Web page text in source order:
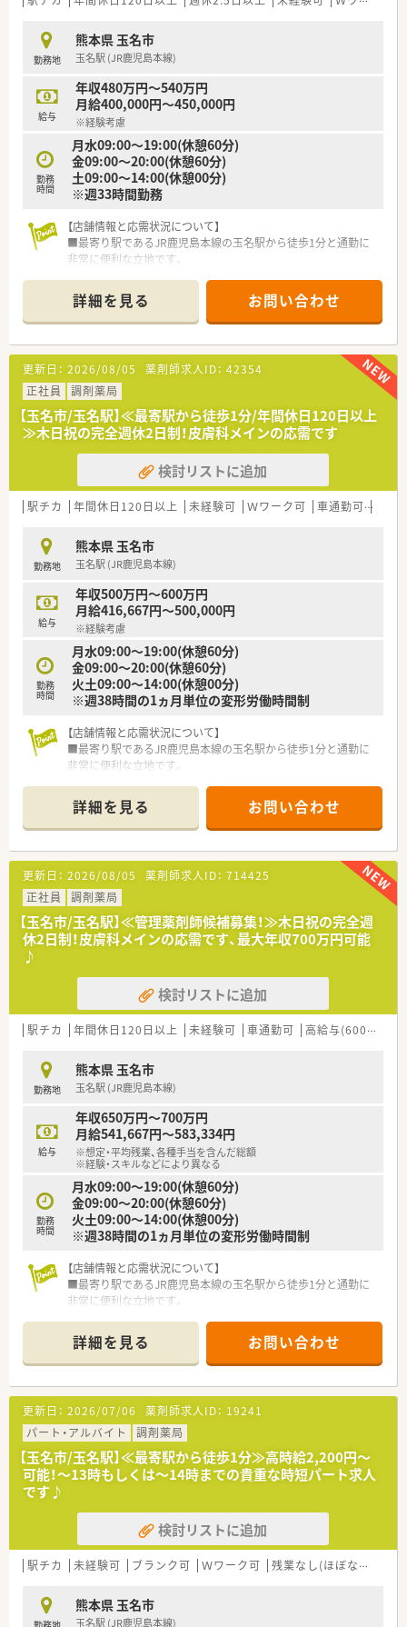
勤務地
熊本県 玉名市
玉名駅 (JR鹿児島本線)
給与
年収480万円～540万円
月給400,000円～450,000円
※経験考慮
勤務
時間
月水09:00～19:00(休憩60分)
金09:00～20:00(休憩60分)
土09:00～14:00(休憩00分)
※週33時間勤務
【店舗情報と応需状況について】
■最寄り駅であるJR鹿児島本線の玉名駅から徒歩1分と通勤に
非常に便利な立地です。
枚応需する環境です。
■薬剤師はパートを含め4名から5名ほど在籍しており事務員も
2名配置されています。
【募集背景と求める人物像について】
■現在の体制における欠員補充のため即戦力となる経験者を積
極的に歓迎しています。
■指示を待つだけでなく自ら考えて行動できる主体性のある方
を求めている職場です。
■遅い時間までの勤務も厭わずしっかりと稼ぎたいという意欲
的な方を歓迎します。
【法人特徴について】
■熊本市内を中心に県内で調剤薬局を合計9店舗展開している地
■門前のクリニックと良好な関係を築きながら地域医療に貢献
している安定企業です。
■従業員のワークライフバランスを重視し厚い人員体制を整え
ることに注力しています。
詳細を見る お問い合わせ
更新日： 2026/08/05 薬剤師求人ID： 42354
正社員
調剤薬局
【玉名市/玉名駅】≪最寄駅から徒歩1分/年間休日120日以上
≫木日祝の完全週休2日制！皮膚科メインの応需です
検討リストに追加
駅チカ 年間休日120日以上 未経験可 Ｗワーク可 車通勤可
勤務地
熊本県 玉名市
玉名駅 (JR鹿児島本線)
給与
年収500万円～600万円
月給416,667円～500,000円
※経験考慮
勤務
時間
月水09:00～19:00(休憩60分)
金09:00～20:00(休憩60分)
火土09:00～14:00(休憩00分)
※週38時間の1ヵ月単位の変形労働時間制
【店舗情報と応需状況について】
■最寄り駅であるJR鹿児島本線の玉名駅から徒歩1分と通勤に
非常に便利な立地です。
枚応需する環境です。
■薬剤師はパートを含め4名から5名ほど在籍しており事務員も
2名配置されています。
【募集背景と求める人物像について】
■現在の体制における欠員補充のため即戦力となる経験者を積
極的に歓迎しています。
■指示を待つだけでなく自ら考えて行動できる主体性のある方
を求めている職場です。
■遅い時間までの勤務も厭わずしっかりと稼ぎたいという意欲
【法人特徴について】
■熊本市内を中心に県内で調剤薬局を合計9店舗展開している地
域密着型の企業です。
している安定企業です。
■従業員のワークライフバランスを重視し厚い人員体制を整え
ることに注力しています。
詳細を見る お問い合わせ
更新日： 2026/08/05 薬剤師求人ID： 714425
正社員
調剤薬局
【玉名市/玉名駅】≪管理薬剤師候補募集！≫木日祝の完全週
休2日制！皮膚科メインの応需です、最大年収700万円可能
♪
検討リストに追加
駅チカ 年間休日120日以上 未経験可 車通勤可 高給与(600万円以上)
勤務地
熊本県 玉名市
玉名駅 (JR鹿児島本線)
給与
年収650万円～700万円
月給541,667円～583,334円
※想定・平均残業、各種手当を含んだ総額
※経験・スキルなどにより異なる
勤務
時間
月水09:00～19:00(休憩60分)
金09:00～20:00(休憩60分)
火土09:00～14:00(休憩00分)
※週38時間の1ヵ月単位の変形労働時間制
【店舗情報と応需状況について】
■最寄り駅であるJR鹿児島本線の玉名駅から徒歩1分と通勤に
非常に便利な立地です。
枚応需する環境です。
■薬剤師はパートを含め4名から5名ほど在籍しており事務員も
2名配置されています。
【募集背景と求める人物像について】
■現在の体制における欠員補充のため即戦力となる経験者を積
極的に歓迎しています。
■指示を待つだけでなく自ら考えて行動できる主体性のある方
を求めている職場です。
■遅い時間までの勤務も厭わずしっかりと稼ぎたいという意欲
【法人特徴について】
■熊本市内を中心に県内で調剤薬局を合計9店舗展開している地
域密着型の企業です。
している安定企業です。
■従業員のワークライフバランスを重視し厚い人員体制を整え
詳細を見る お問い合わせ
更新日： 2026/07/06 薬剤師求人ID： 19241
パート・アルバイト
調剤薬局
【玉名市/玉名駅】≪最寄駅から徒歩1分≫高時給2,200円～
可能！～13時もしくは～14時までの貴重な時短パート求人
です♪
検討リストに追加
駅チカ 未経験可 ブランク可 Ｗワーク可 残業なし(ほぼなし含む)
熊本県 玉名市
玉名駅 (JR鹿児島本線)